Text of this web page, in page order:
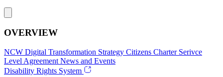
OVERVIEW
NCW Digital Transformation Strategy Citizens Charter Serivce
Level Agreement News and Events
Disability Rights System